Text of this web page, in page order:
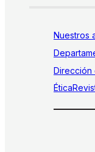
Nuestros
Dirección
Ética